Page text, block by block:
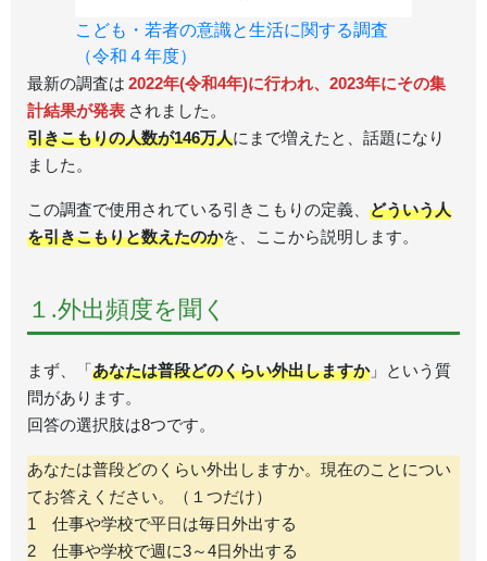
こども・若者の意識と生活に関する調査
（令和４年度）
最新の調査は 2022年(令和4年)に行われ、2023年にその集
計結果が発表 されました。
引きこもりの人数が146万人にまで増えたと、話題になり
ました。
この調査で使用されている引きこもりの定義、 どういう人
を引きこもりと数えたのかを、ここから説明します。
１.外出頻度を聞く
まず、「あなたは普段どのくらい外出しますか」という質
問があります。
回答の選択肢は8つです。
あなたは普段どのくらい外出しますか。現在のことについ
てお答えください。（１つだけ）
1 仕事や学校で平日は毎日外出する
2 仕事や学校で週に3～4日外出する